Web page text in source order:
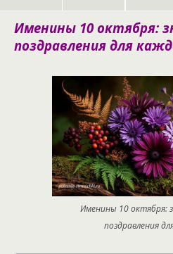
Именины 10 октября:
поздравления для
Именины 10 октября:
поздравления